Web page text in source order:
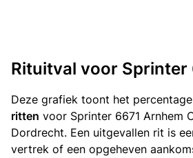
Rituitval voor Sprinter
Deze grafiek toont het
ritten voor Sprinter 6671 Arnhem
Dordrecht. Een uitgevallen rit is
vertrek of een opgeheven